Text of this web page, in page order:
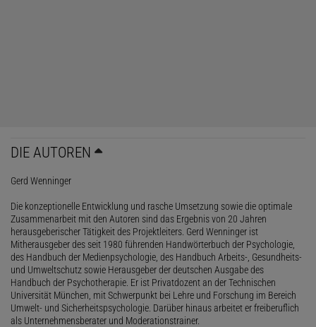
DIE AUTOREN
Gerd Wenninger
Die konzeptionelle Entwicklung und rasche Umsetzung sowie die optimale
Zusammenarbeit mit den Autoren sind das Ergebnis von 20 Jahren
herausgeberischer Tätigkeit des Projektleiters. Gerd Wenninger ist
Mitherausgeber des seit 1980 führenden Handwörterbuch der Psychologie,
des Handbuch der Medienpsychologie, des Handbuch Arbeits-, Gesundheits-
und Umweltschutz sowie Herausgeber der deutschen Ausgabe des
Handbuch der Psychotherapie. Er ist Privatdozent an der Technischen
Universität München, mit Schwerpunkt bei Lehre und Forschung im Bereich
Umwelt- und Sicherheitspsychologie. Darüber hinaus arbeitet er freiberuflich
als Unternehmensberater und Moderationstrainer.